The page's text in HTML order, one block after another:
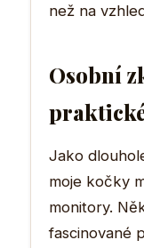
než na
Osobní
Jako
moje kočky
monitory.
fascinované